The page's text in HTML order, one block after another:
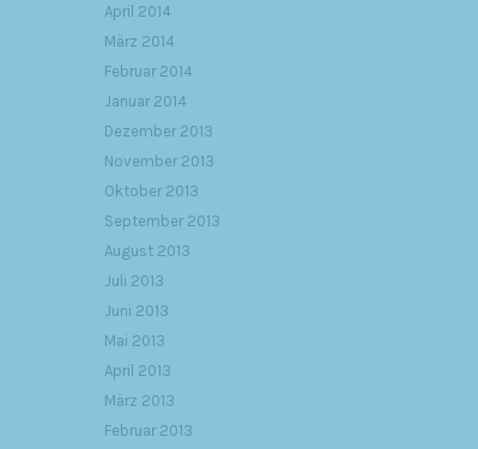
April 2014
März 2014
Februar 2014
Januar 2014
Dezember 2013
November 2013
Oktober 2013
September 2013
August 2013
Juli 2013
Juni 2013
Mai 2013
April 2013
März 2013
Februar 2013